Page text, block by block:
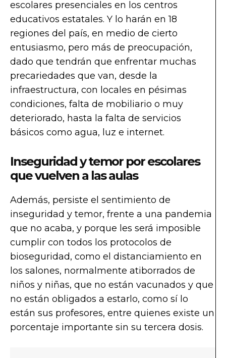
escolares presenciales en los centros
educativos estatales. Y lo harán en 18
regiones del país, en medio de cierto
entusiasmo, pero más de preocupación,
dado que tendrán que enfrentar muchas
precariedades que van, desde la
infraestructura, con locales en pésimas
condiciones, falta de mobiliario o muy
deteriorado, hasta la falta de servicios
básicos como agua, luz e internet.
Inseguridad y temor por escolares
que vuelven a las aulas
Además, persiste el sentimiento de
inseguridad y temor, frente a una pandemia
que no acaba, y porque les será imposible
cumplir con todos los protocolos de
bioseguridad, como el distanciamiento en
los salones, normalmente atiborrados de
niños y niñas, que no están vacunados y que
no están obligados a estarlo, como sí lo
están sus profesores, entre quienes existe un
porcentaje importante sin su tercera dosis.